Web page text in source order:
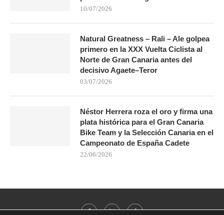
10/07/2026
Natural Greatness – Rali – Ale golpea
primero en la XXX Vuelta Ciclista al
Norte de Gran Canaria antes del
decisivo Agaete–Teror
03/07/2026
Néstor Herrera roza el oro y firma una
plata histórica para el Gran Canaria
Bike Team y la Selección Canaria en el
Campeonato de España Cadete
22/06/2026